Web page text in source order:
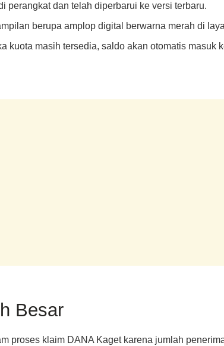
perangkat dan telah diperbarui ke versi terbaru.
berupa amplop digital berwarna merah di
kuota masih tersedia, saldo akan otomatis masuk
Besar
proses klaim DANA Kaget karena jumlah